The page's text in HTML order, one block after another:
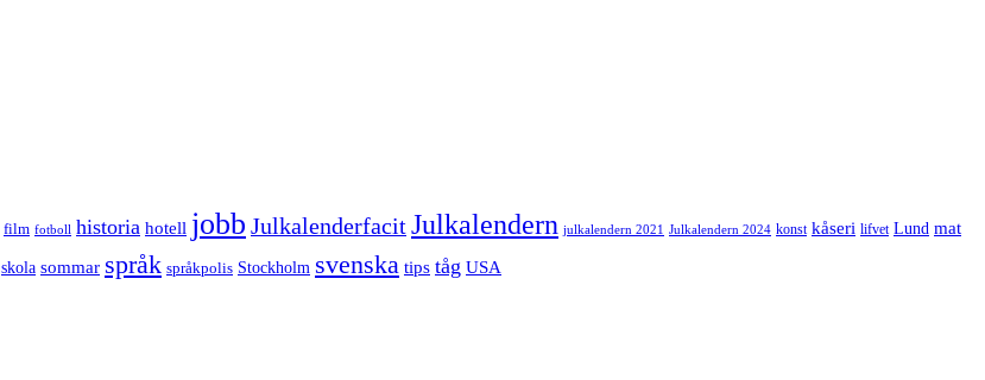
film fotboll historia hotell jobb JulkalenderfacitJulkalendern julkalendern 2021 Julkalendern 2024 konst kåseri lifvet Lund mat
skola sommar språk språkpolis Stockholm svenska tips tåg USA